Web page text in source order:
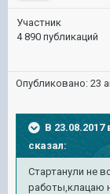
Участник
4 890 публикаций
Опубликовано: 23
В 23.08.2017
сказал:
Стартанули не
работы,клацаю